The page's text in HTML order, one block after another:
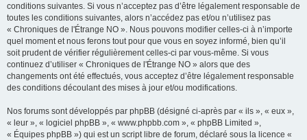
conditions suivantes. Si vous n’acceptez pas d’être légalement responsable de
toutes les conditions suivantes, alors n’accédez pas et/ou n’utilisez pas
« Chroniques de l'Étrange NO ». Nous pouvons modifier celles-ci à n’importe
quel moment et nous ferons tout pour que vous en soyez informé, bien qu’il
soit prudent de vérifier régulièrement celles-ci par vous-même. Si vous
continuez d’utiliser « Chroniques de l'Étrange NO » alors que des
changements ont été effectués, vous acceptez d’être légalement responsable
des conditions découlant des mises à jour et/ou modifications.
Nos forums sont développés par phpBB (désigné ci-après par « ils », « eux »,
« leur », « logiciel phpBB », « www.phpbb.com », « phpBB Limited »,
« Équipes phpBB ») qui est un script libre de forum, déclaré sous la licence «